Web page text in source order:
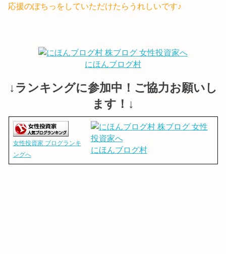
応援のぽちっをしていただけたらうれしいです♪
にほんブログ村
↓ランキングに参加中！ご協力お願いし
ます！↓
女性投資家 ブログランキ
ングへ
にほんブログ村